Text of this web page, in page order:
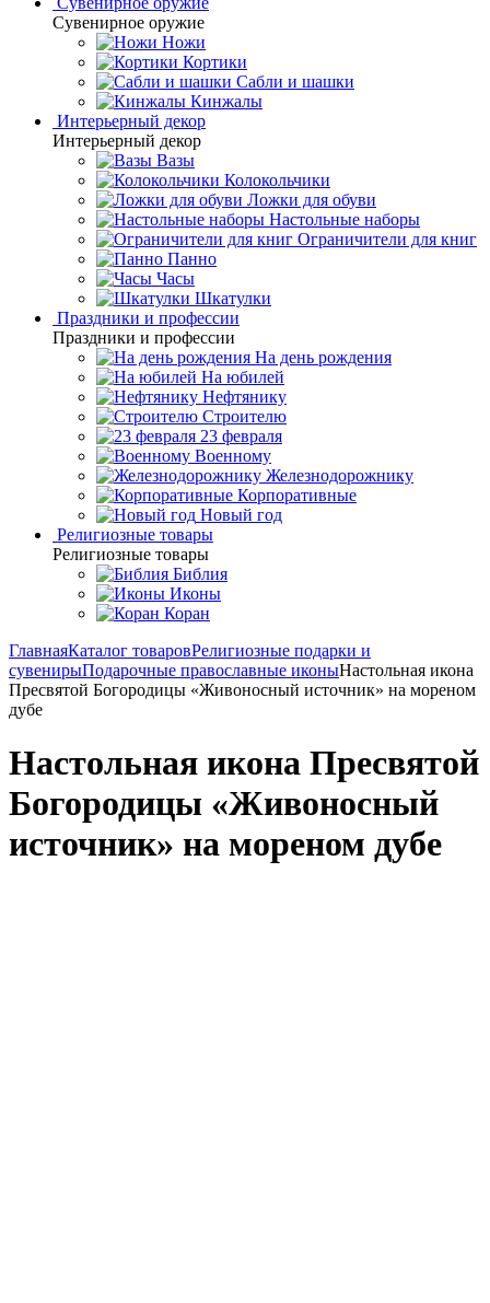
Сувенирное оружие
Ножи
Кортики
Сабли и шашки
Кинжалы
Интерьерный декор
Интерьерный декор
Вазы
Колокольчики
Ложки для обуви
Настольные наборы
Ограничители для книг
Панно
Часы
Шкатулки
Праздники и профессии
Праздники и профессии
На день рождения
На юбилей
Нефтянику
Строителю
23 февраля
Военному
Железнодорожнику
Корпоративные
Новый год
Религиозные товары
Религиозные товары
Библия
Иконы
Коран
ГлавнаяКаталог товаровРелигиозные подарки и
сувенирыПодарочные православные иконыНастольная икона
Пресвятой Богородицы «Живоносный источник» на мореном
дубе
Настольная икона Пресвятой
Богородицы «Живоносный
источник» на мореном дубе